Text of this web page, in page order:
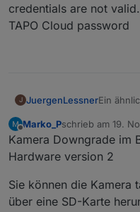
credentials are not
TAPO Cloud password
J JuergenLessnerEin
ioBroker
ioBroker
Docker)
Tapo
8 x P100
2 x
Es geht
P100
Marko_Pschrieb am 19.
zuletzt editiert
Kamera Downgrade im
Hardware version 2
Sie können die Kamera
über eine SD-Karte